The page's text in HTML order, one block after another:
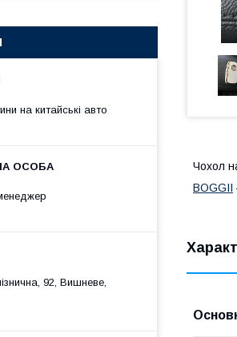
Чохол
BOGGII
на китайські авто
92, Вишневе,